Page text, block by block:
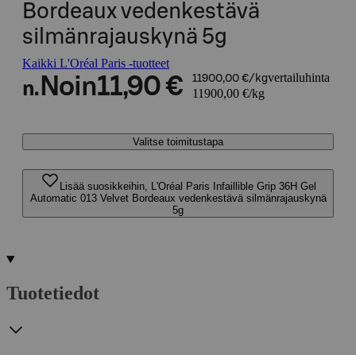
Bordeaux vedenkestävä
silmänrajauskynä 5g
Kaikki L'Oréal Paris -tuotteet
n. Noin11,90 € 11900,00 €/kgvertailuhinta
11900,00 €/kg
Valitse toimitustapa
Lisää suosikkeihin, L'Oréal Paris Infaillible Grip 36H Gel
Automatic 013 Velvet Bordeaux vedenkestävä silmänrajauskynä
5g
Tuotetiedot